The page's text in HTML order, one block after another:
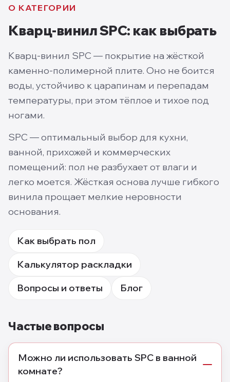
О КАТЕГОРИИ
Кварц-винил SPC: как выбрать
Кварц-винил SPC — покрытие на жёсткой
каменно-полимерной плите. Оно не боится
воды, устойчиво к царапинам и перепадам
температуры, при этом тёплое и тихое под
ногами.
SPC — оптимальный выбор для кухни,
ванной, прихожей и коммерческих
помещений: пол не разбухает от влаги и
легко моется. Жёсткая основа лучше гибкого
винила прощает мелкие неровности
основания.
Как выбрать пол
Калькулятор раскладки
Вопросы и ответы
Блог
Частые вопросы
Можно ли использовать SPC в ванной
комнате?